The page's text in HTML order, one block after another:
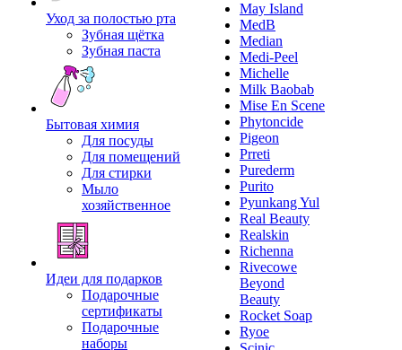
Уход за полостью рта
Зубная щётка
Зубная паста
Бытовая химия
Для посуды
Для помещений
Для стирки
Мыло
хозяйственное
Идеи для подарков
Подарочные
сертификаты
Подарочные
наборы
May Island
MedB
Median
Medi-Peel
Michelle
Milk Baobab
Mise En Scene
Phytoncide
Pigeon
Prreti
Purederm
Purito
Pyunkang Yul
Real Beauty
Realskin
Richenna
Rivecowe
Beyond
Beauty
Rocket Soap
Ryoe